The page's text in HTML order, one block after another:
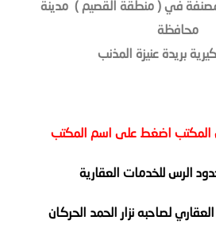
في ( منطقة القصيم ) مدينة
محافظة
بريدة عنيزة المذنب
المكتب اضغط على اسم المكتب
الرس للخدمات العقارية
لصاحبه نزار الحمد الحركان